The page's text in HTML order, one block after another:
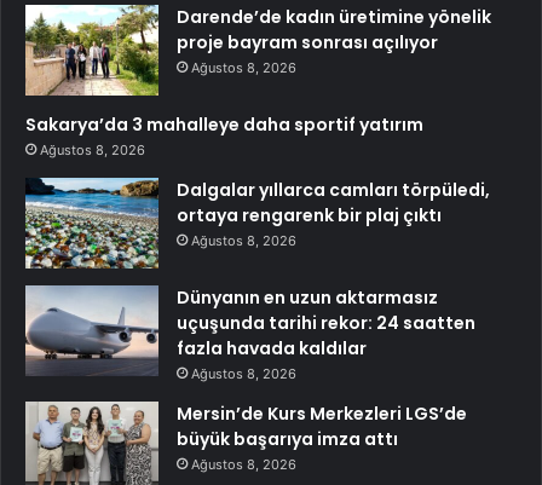
Darende’de kadın üretimine yönelik
proje bayram sonrası açılıyor
Ağustos 8, 2026
Sakarya’da 3 mahalleye daha sportif yatırım
Ağustos 8, 2026
Dalgalar yıllarca camları törpüledi,
ortaya rengarenk bir plaj çıktı
Ağustos 8, 2026
Dünyanın en uzun aktarmasız
uçuşunda tarihi rekor: 24 saatten
fazla havada kaldılar
Ağustos 8, 2026
Mersin’de Kurs Merkezleri LGS’de
büyük başarıya imza attı
Ağustos 8, 2026